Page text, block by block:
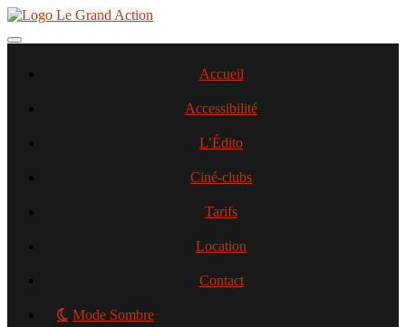
Aller
contenu
Toggle navigation
Accueil
Accessibilité
L’Édito
Ciné-clubs
Tarifs
Location
Contact
Mode Sombre